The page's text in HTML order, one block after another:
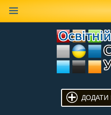
ДОДАТИ